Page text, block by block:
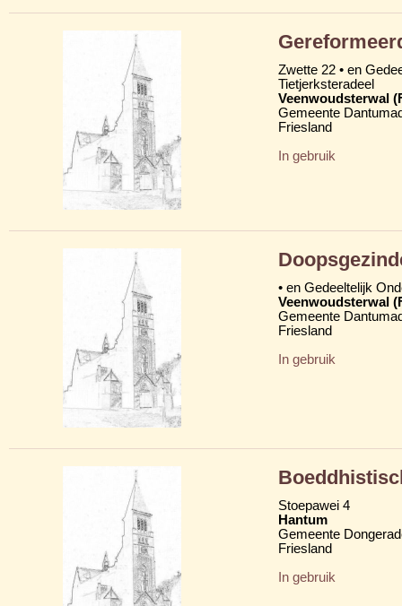
Zwette 22 • en
Tietjerksteradeel
Veenwoudsterwal
Gemeente
Friesland
In gebruik
• en Gedeeltelijk
Veenwoudsterwal
Gemeente
Friesland
In gebruik
Stoepawei 4
Hantum
Gemeente
Friesland
In gebruik